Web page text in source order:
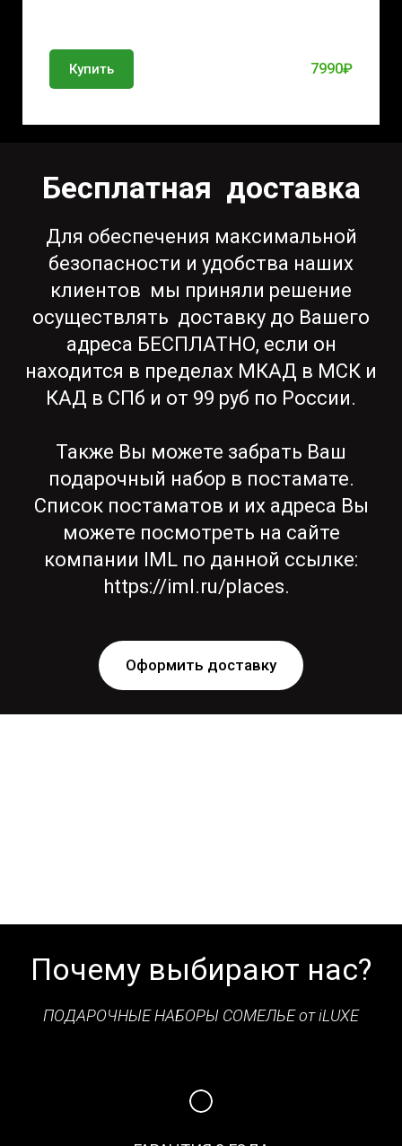
Купить 7990₽
Бесплатная доставка
Для обеспечения максимальной
безопасности и удобства наших
клиентов мы приняли решение
осуществлять доставку до Вашего
адреса БЕСПЛАТНО, если он
находится в пределах МКАД в МСК и
КАД в СПб и от 99 руб по России.
Также Вы можете забрать Ваш
подарочный набор в постамате.
Список постаматов и их адреса Вы
можете посмотреть на сайте
компании IML по данной ссылке:
https://iml.ru/places.
Оформить доставку
Почему выбирают нас?
ПОДАРОЧНЫЕ НАБОРЫ СОМЕЛЬЕ от iLUXE